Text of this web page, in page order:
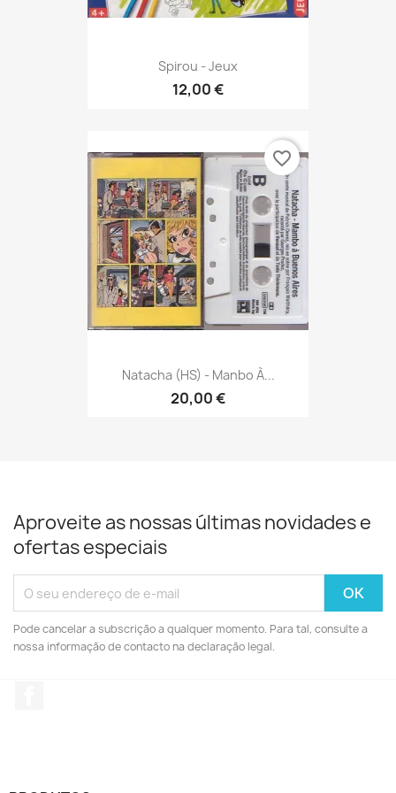
Spirou - Jeux
12,00 €
Natacha (HS) - Manbo À...
20,00 €
favorite_border
Aproveite as nossas últimas novidades e
ofertas especiais
Pode cancelar a subscrição a qualquer momento. Para tal, consulte a
nossa informação de contacto na declaração legal.